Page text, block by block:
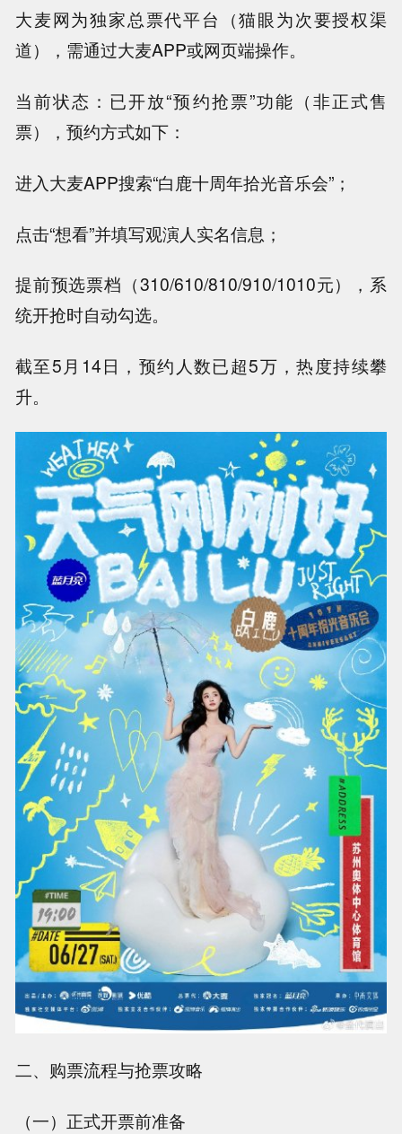
大麦网为独家总票代平台（猫眼为次要授权渠
道），需通过大麦APP或网页端操作。
当前状态：已开放“预约抢票”功能（非正式售
票），预约方式如下：
进入大麦APP搜索“白鹿十周年拾光音乐会”；
点击“想看”并填写观演人实名信息；
提前预选票档（310/610/810/910/1010元），系
统开抢时自动勾选。
截至5月14日，预约人数已超5万，热度持续攀
升。
二、购票流程与抢票攻略
（一）正式开票前准备